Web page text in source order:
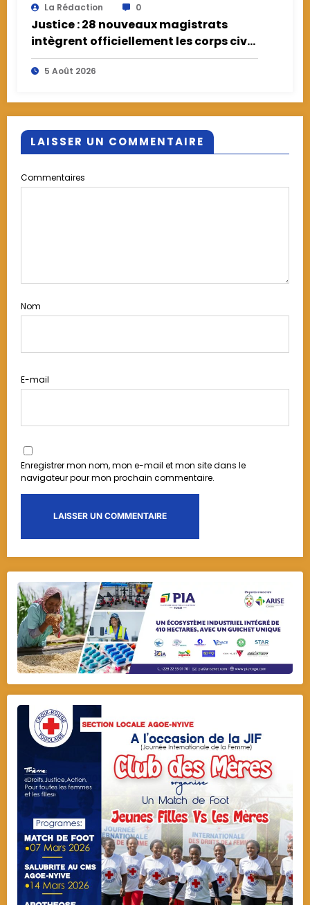
La Rédaction 0
Justice : 28 nouveaux magistrats
intègrent officiellement les corps civil
et militaire
5 Août 2026
LAISSER UN COMMENTAIRE
Commentaires
Nom
E-mail
Enregistrer mon nom, mon e-mail et mon site dans le
navigateur pour mon prochain commentaire.